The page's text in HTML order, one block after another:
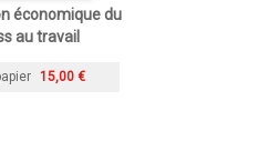
économique du
au travail
15,00 €